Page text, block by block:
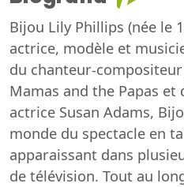
Bijou Lily Phillips (née le
actrice, modèle et
du chanteur-
Mamas and the Papas et
actrice Susan Adams,
monde du spectacle en
apparaissant dans
de télévision. Tout au